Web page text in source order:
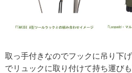
取っ手付きなのでフックに吊り下
でリュックに取り付けて持ち運びも